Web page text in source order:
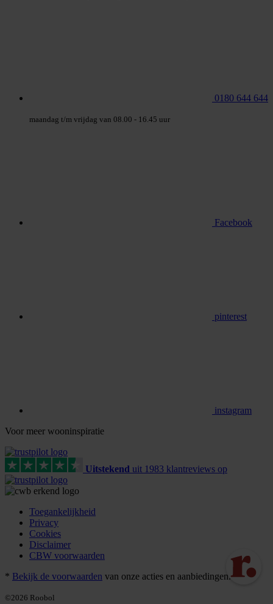
0180 644 644
maandag t/m vrijdag van 08.00 - 16.45 uur
Facebook
pinterest
instagram
Voor meer wooninspiratie
Uitstekend uit 1983 klantreviews op
Toegankelijkheid
Privacy
Cookies
Disclaimer
CBW voorwaarden
* Bekijk de voorwaarden van onze acties en aanbiedingen.
©2026 Roobol